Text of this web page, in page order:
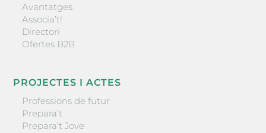
Avantatges
Associa’t!
Directori
Ofertes B2B
PROJECTES I ACTES
Professions de futur
Prepara’t
Prepara’t Jove